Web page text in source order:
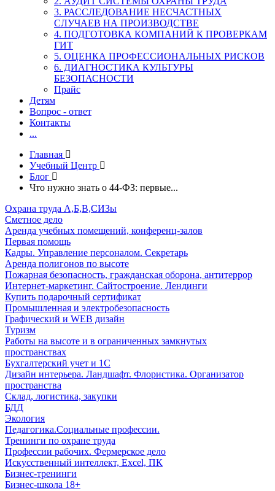
3. РАССЛЕДОВАНИЕ НЕСЧАСТНЫХ
СЛУЧАЕВ НА ПРОИЗВОДСТВЕ
4. ПОДГОТОВКА КОМПАНИЙ К ПРОВЕРКАМ
ГИТ
5. ОЦЕНКА ПРОФЕССИОНАЛЬНЫХ РИСКОВ
6. ДИАГНОСТИКА КУЛЬТУРЫ
БЕЗОПАСНОСТИ
Прайс
Детям
Вопрос - ответ
Контакты
...
Главная
Учебный Центр
Блог
Что нужно знать о 44-ФЗ: первые...
Охрана труда А,Б,В,СИЗы
Сметное дело
Аренда учебных помещений, конференц-залов
Первая помощь
Кадры. Управление персоналом. Секретарь
Аренда полигонов по высоте
Пожарная безопасность, гражданская оборона, антитеррор
Интернет-маркетинг. Сайтостроение. Лендинги
Купить подарочный сертификат
Промышленная и электробезопасность
Графический и WEB дизайн
Туризм
Работы на высоте и в ограниченных замкнутых
пространствах
Бухгалтерский учет и 1С
Дизайн интерьера. Ландшафт. Флористика. Организатор
пространства
Склад, логистика, закупки
БДД
Экология
Педагогика.Социальные профессии.
Тренинги по охране труда
Профессии рабочих. Фермерское дело
Искусственный интеллект, Excel, ПК
Бизнес-тренинги
Бизнес-школа 18+